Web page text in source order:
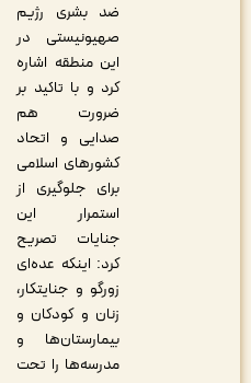
ضد بشری رژیم
صهیونیستی در
این منطقه اشاره
کرد و با تاکید بر
ضرورت هم
صدایی و اتحاد
کشورهای اسلامی
برای جلوگیری از
استمرار این
جنایات تصریح
کرد: اینکه عده‌ای
زورگو و جنایتکار،
زنان و کودکان و
بیمارستان‌ها و
مدرسه‌ها را تحت